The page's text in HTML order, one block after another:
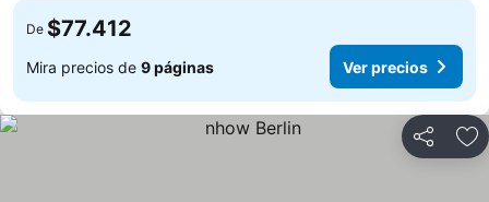
De $77.412
Mira precios de 9 páginas Ver precios
Compartir